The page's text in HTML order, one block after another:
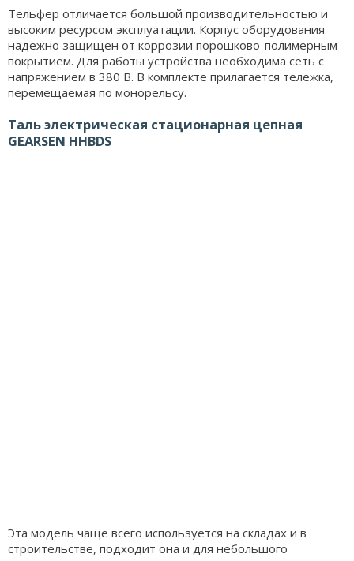
Тельфер отличается большой производительностью и
высоким ресурсом эксплуатации. Корпус оборудования
надежно защищен от коррозии порошково-полимерным
покрытием. Для работы устройства необходима сеть с
напряжением в 380 В. В комплекте прилагается тележка,
перемещаемая по монорельсу.
Таль электрическая стационарная цепная
GEARSEN HHBDS
Эта модель чаще всего используется на складах и в
строительстве, подходит она и для небольшого